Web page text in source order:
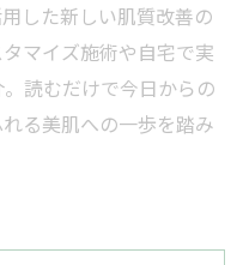
した新しい肌質改善の
マイズ施術や自宅で実
読むだけで今日からの
る美肌への一歩を踏み